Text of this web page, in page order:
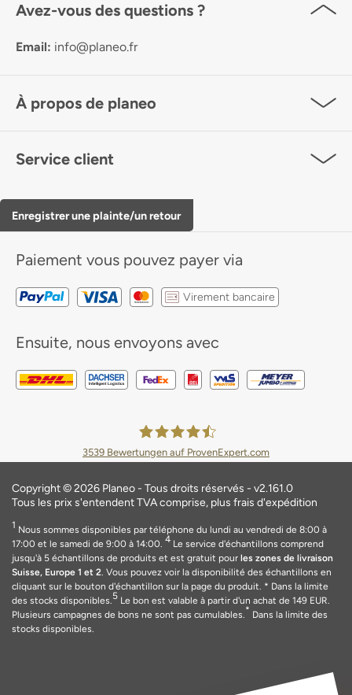
Avez-vous des questions ?
Email: info@planeo.fr
À propos de planeo
Service client
Enregistrer une plainte/un retour
Paiement vous pouvez payer via
Virement bancaire
Ensuite, nous envoyons avec
3539 Bewertungen auf ProvenExpert.com
Copyright © 2026 Planeo - Tous droits réservés - v2.161.0
Tous les prix s'entendent TVA comprise, plus frais d'expédition
1 Nous sommes disponibles par téléphone du lundi au vendredi de 8:00 à
17:00 et le samedi de 9:00 à 14:00. 4 Le service d'échantillons comprend
jusqu'à 5 échantillons de produits et est gratuit pour les zones de livraison
Suisse, Europe 1 et 2. Vous pouvez voir la disponibilité des échantillons en
cliquant sur le bouton d'échantillon sur la page du produit. * Dans la limite
des stocks disponibles.5 Le bon est valable à partir d'un achat de 149 EUR.
Plusieurs campagnes de bons ne sont pas cumulables.* Dans la limite des
stocks disponibles.